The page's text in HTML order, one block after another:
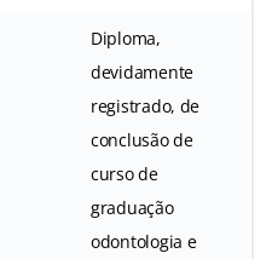
Diploma,
devidamente
registrado, de
conclusão de
curso de
graduação
odontologia e